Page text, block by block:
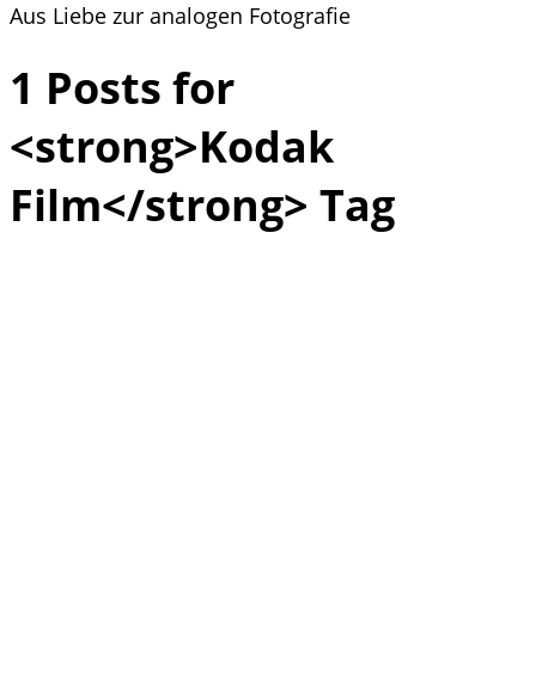
Aus Liebe zur analogen Fotografie
1 Posts for
<strong>Kodak
Film</strong> Tag